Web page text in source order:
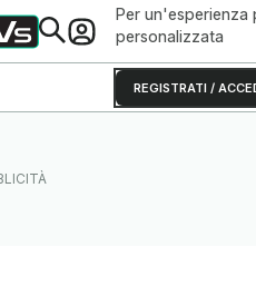
Per un'esperienza
personalizzata
REGISTRATI /